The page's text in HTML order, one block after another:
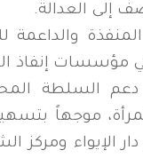
إلى العدالة.
والداعمة
مؤسسات إنفاذ
دعم السلطة
موجهاً
الإيواء ومركز